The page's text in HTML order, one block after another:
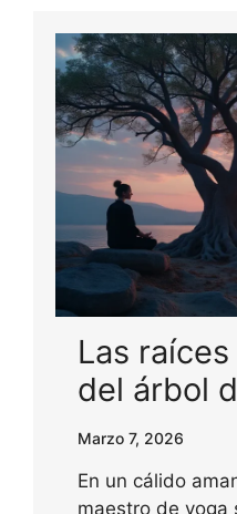
Las
del árbol
Marzo 7, 2026
En un cálido
maestro de yoga